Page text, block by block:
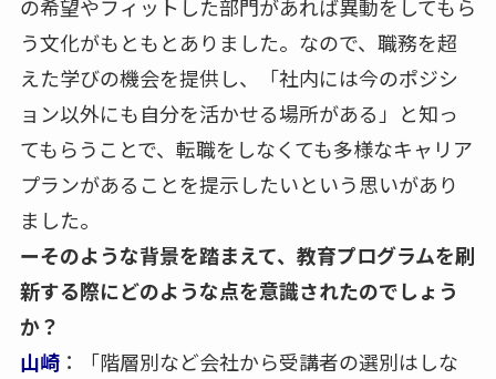
の希望やフィットした部門があれば異動をしてもら
う文化がもともとありました。なので、職務を超
えた学びの機会を提供し、「社内には今のポジシ
ョン以外にも自分を活かせる場所がある」と知っ
てもらうことで、転職をしなくても多様なキャリア
プランがあることを提示したいという思いがあり
ました。
ーそのような背景を踏まえて、教育プログラムを刷
新する際にどのような点を意識されたのでしょう
か？
山崎：「階層別など会社から受講者の選別はしな